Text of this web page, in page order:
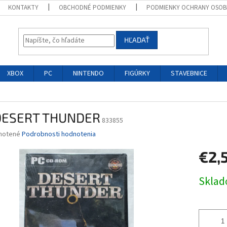
KONTAKTY OBCHODNÉ PODMIENKY PODMIENKY OCHRANY
HĽADAŤ
XBOX PC NINTENDO FIGÚRKY STAVEBNICE
THUNDER 833855
Podrobnosti hodnotenia
cena: